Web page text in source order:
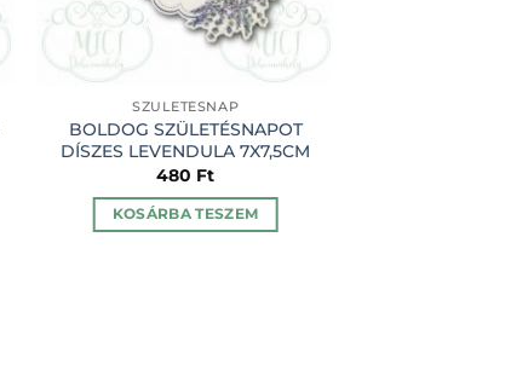
SZÜLETÉSNAP
BOLDOG SZÜLETÉSNAPOT
DÍSZES LEVENDULA 7X7,5CM
480 Ft
KOSÁRBA TESZEM